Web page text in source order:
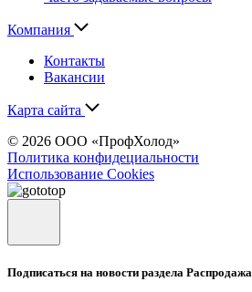
Компания
Контакты
Вакансии
Карта сайта
© 2026 ООО «ПрофХолод»
Политика конфидециальности
Использование Cookies
Подписаться на новости раздела Распродажа